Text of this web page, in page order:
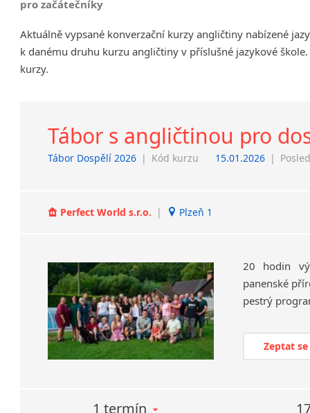
Děčín
Hodonín
Sedlčany
Tišnov
pro začátečníky
Aktuálně vypsané konverzační kurzy angličtiny nabízené
k danému druhu kurzu angličtiny v příslušné jazykové
kurzy.
Tábor s angličtinou pro
Tábor Dospělí 2026 | Kód kurzu 15.01.2026 |
Perfect World s.r.o. | Plzeň 1
20 hodin
panenské
pestrý
Zeptat
1 termín